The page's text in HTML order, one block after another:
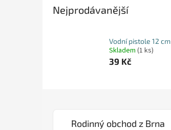
Nejprodávanější
Vodní pistole 12 cm
Skladem (1 ks)
39 Kč
Rodinný obchod z Brna